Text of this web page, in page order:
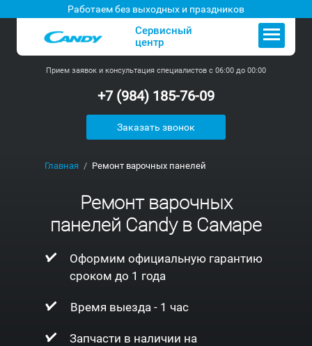
Работаем без выходных и праздников
Сервисный
центр
Прием заявок и консультация специалистов с 06:00 до 00:00
+7 (984) 185-76-09
Заказать звонок
Главная Ремонт варочных панелей
Ремонт варочных
панелей Candy в Самаре
Оформим официальную гарантию
сроком до 1 года
Время выезда - 1 час
Запчасти в наличии на